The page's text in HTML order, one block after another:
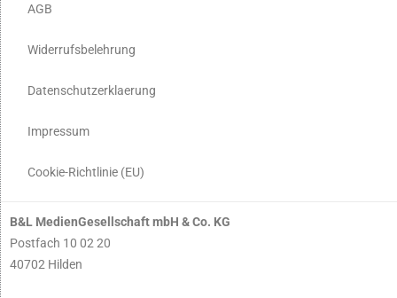
AGB
Widerrufsbelehrung
Datenschutzerklaerung
Impressum
Cookie-Richtlinie (EU)
B&L MedienGesellschaft mbH & Co. KG
Postfach 10 02 20
40702 Hilden